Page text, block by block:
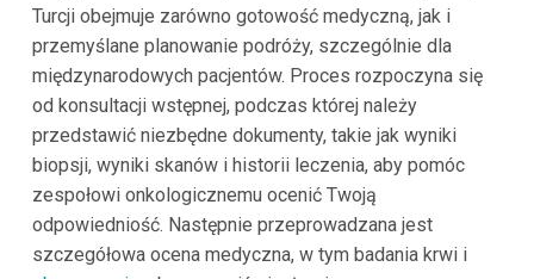
Turcji obejmuje zarówno gotowość medyczną, jak i
przemyślane planowanie podróży, szczególnie dla
międzynarodowych pacjentów. Proces rozpoczyna się
od konsultacji wstępnej, podczas której należy
przedstawić niezbędne dokumenty, takie jak wyniki
biopsji, wyniki skanów i historii leczenia, aby pomóc
zespołowi onkologicznemu ocenić Twoją
odpowiedniość. Następnie przeprowadzana jest
szczegółowa ocena medyczna, w tym badania krwi i